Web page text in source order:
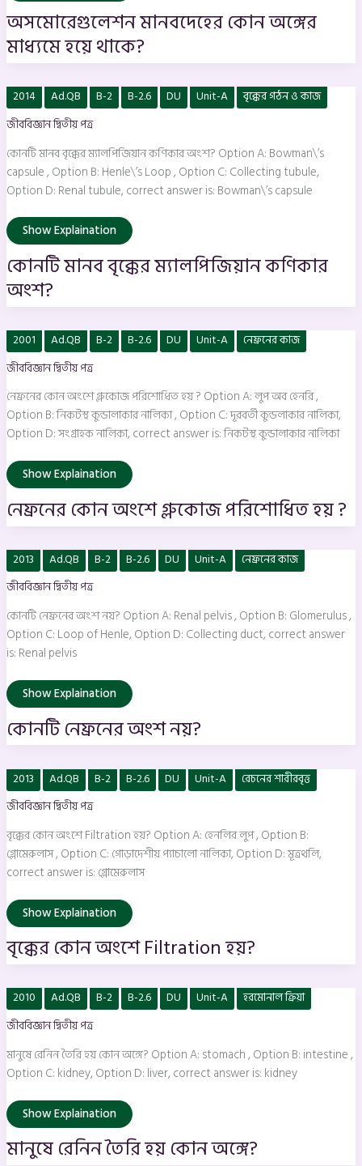
অসমোরেগুলেশন মানবদেহের কোন অঙ্গের
মাধ্যমে হয়ে থাকে?
2014 Ad.QB B-2 B-2.6 DU Unit-A
বৃক্কের গঠন ও কাজ
জীববিজ্ঞান দ্বিতীয় পত্র
কোনটি মানব বৃক্কের ম্যালপিজিয়ান কণিকার অংশ? Option A: Bowman\’s
capsule , Option B: Henle\’s Loop , Option C: Collecting tubule,
Option D: Renal tubule, correct answer is: Bowman\’s capsule
কোনটি
মানব
বৃক্কের
ম্যালপিজিয়ান
অংশ?
Show Explaination
কোনটি মানব বৃক্কের ম্যালপিজিয়ান কণিকার
অংশ?
2001 Ad.QB B-2 B-2.6 DU Unit-A
নেফ্রনের কাজ
জীববিজ্ঞান দ্বিতীয় পত্র
নেফ্রনের কোন অংশে গ্লুকোজ পরিশোধিত হয় ? Option A: লুপ অব হেনরি ,
Option B: নিকটস্থ কুন্ডালাকার নালিকা , Option C: দূরবর্তী কুন্ডলাকার নালিকা,
Option D: সংগ্রাহক নালিকা, correct answer is: নিকটস্থ কুন্ডালাকার নালিকা
নেফ্রনের
কোন
অংশে
গ্লুকোজ
হয়
?
Show Explaination
নেফ্রনের কোন অংশে গ্লুকোজ পরিশোধিত হয় ?
2013 Ad.QB B-2 B-2.6 DU Unit-A
নেফ্রনের কাজ
জীববিজ্ঞান দ্বিতীয় পত্র
কোনটি নেফ্রনের অংশ নয়? Option A: Renal pelvis , Option B: Glomerulus ,
Option C: Loop of Henle, Option D: Collecting duct, correct answer
is: Renal pelvis
কোনটি
নেফ্রনের
অংশ
নয়?
Show Explaination
কোনটি নেফ্রনের অংশ নয়?
2013 Ad.QB B-2 B-2.6 DU Unit-A
রেচনের শারীরবৃত্ত
জীববিজ্ঞান দ্বিতীয় পত্র
বৃক্কের কোন অংশে Filtration হয়? Option A: হেনলির লুপ , Option B:
গ্লোমেরুলাস , Option C: গােড়াদেশীয় প্যাচালাে নালিকা, Option D: মূত্রথলি,
correct answer is: গ্লোমেরুলাস
বৃক্কের
কোন
অংশে
Filtration
Show Explaination
বৃক্কের কোন অংশে Filtration হয়?
2010 Ad.QB B-2 B-2.6 DU Unit-A
হরমোনাল ক্রিয়া
জীববিজ্ঞান দ্বিতীয় পত্র
মানুষে রেনিন তৈরি হয় কোন অঙ্গে? Option A: stomach , Option B: intestine ,
Option C: kidney, Option D: liver, correct answer is: kidney
মানুষে
রেনিন
তৈরি
হয়
অঙ্গে?
Show Explaination
মানুষে রেনিন তৈরি হয় কোন অঙ্গে?